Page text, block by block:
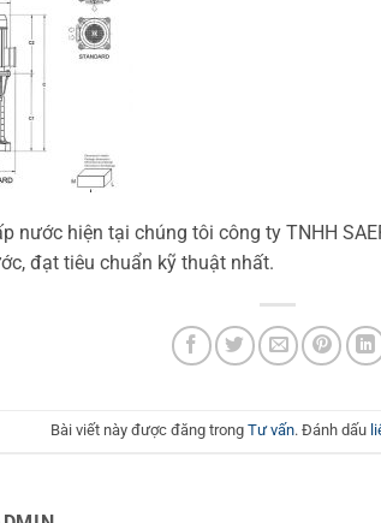
nước hiện tại chúng tôi công ty TNHH
đạt tiêu chuẩn kỹ thuật nhất.
Bài viết này được đăng trong Tư vấn. Đánh dấu